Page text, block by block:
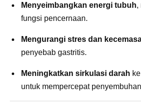
Menyeimbangkan energi tubuh,
fungsi pencernaan.
Mengurangi stres dan
penyebab gastritis.
Meningkatkan sirkulasi darah
untuk mempercepat